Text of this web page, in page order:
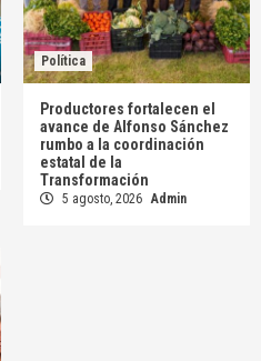
Política
Productores fortalecen el
avance de Alfonso Sánchez
rumbo a la coordinación
estatal de la
Transformación
5 agosto, 2026 Admin